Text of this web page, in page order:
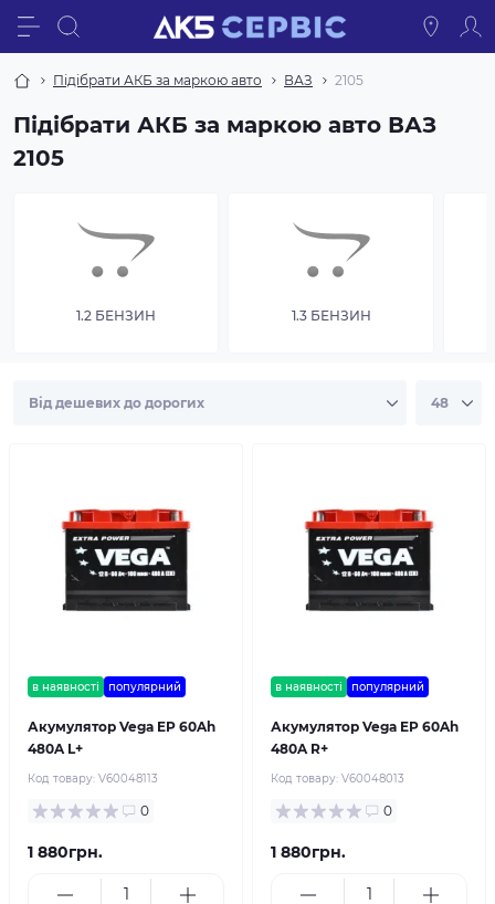
Підібрати АКБ за маркою авто ВАЗ 2105
Підібрати АКБ за маркою авто ВАЗ
2105
1.2 БЕНЗИН 1.3 БЕНЗИН
в наявності популярний
Акумулятор Vega EP 60Ah
480A L+
Код товару: V60048113
0
1 880грн.
в наявності популярний
Акумулятор Vega EP 60Ah
480A R+
Код товару: V60048013
0
1 880грн.